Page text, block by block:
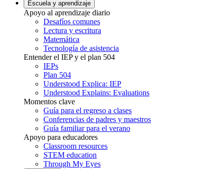
Escuela y aprendizaje
Apoyo al aprendizaje diario
Desafíos comunes
Lectura y escritura
Matemática
Tecnología de asistencia
Entender el IEP y el plan 504
IEPs
Plan 504
Understood Explica: IEP
Understood Explains: Evaluations
Momentos clave
Guía para el regreso a clases
Conferencias de padres y maestros
Guía familiar para el verano
Apoyo para educadores
Classroom resources
STEM education
Through My Eyes